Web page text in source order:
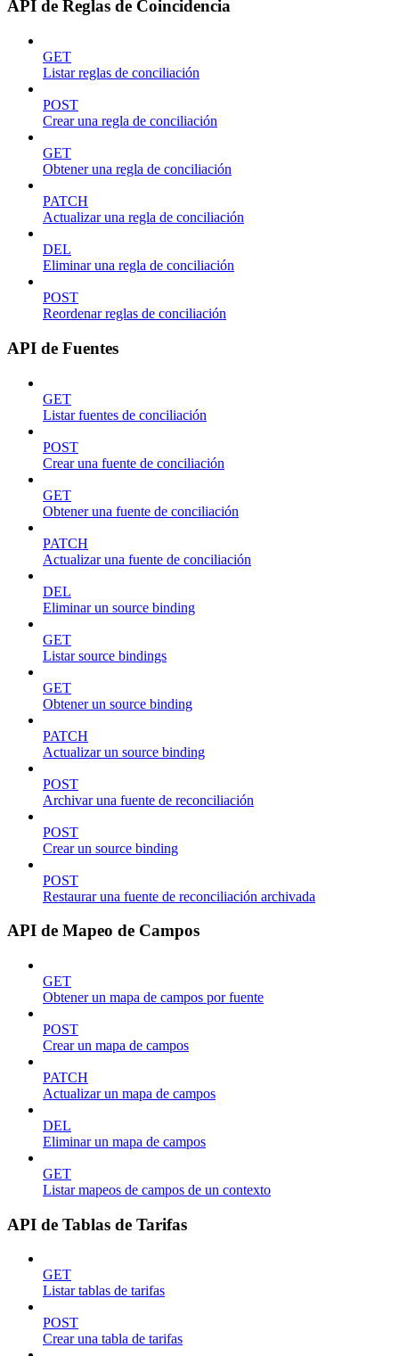
API de Reglas de Coincidencia
GET
Listar reglas de conciliación
POST
Crear una regla de conciliación
GET
Obtener una regla de conciliación
PATCH
Actualizar una regla de conciliación
DEL
Eliminar una regla de conciliación
POST
Reordenar reglas de conciliación
API de Fuentes
GET
Listar fuentes de conciliación
POST
Crear una fuente de conciliación
GET
Obtener una fuente de conciliación
PATCH
Actualizar una fuente de conciliación
DEL
Eliminar un source binding
GET
Listar source bindings
GET
Obtener un source binding
PATCH
Actualizar un source binding
POST
Archivar una fuente de reconciliación
POST
Crear un source binding
POST
Restaurar una fuente de reconciliación archivada
API de Mapeo de Campos
GET
Obtener un mapa de campos por fuente
POST
Crear un mapa de campos
PATCH
Actualizar un mapa de campos
DEL
Eliminar un mapa de campos
GET
Listar mapeos de campos de un contexto
API de Tablas de Tarifas
GET
Listar tablas de tarifas
POST
Crear una tabla de tarifas